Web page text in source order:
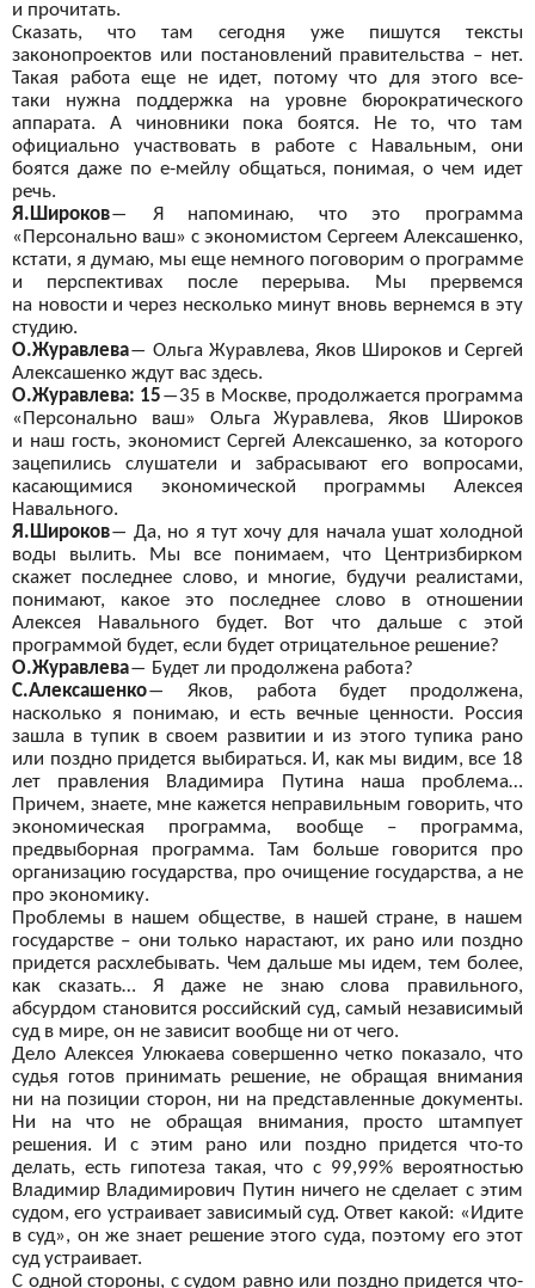
и прочитать.
Сказать, что там сегодня уже пишутся тексты
законопроектов или постановлений правительства – нет.
Такая работа еще не
идет, потому что для этого все-
таки
нужна поддержка на
уровне бюрократического
аппарата. А
чиновники пока боятся. Не
то, что там
официально участвовать в
работе с
Навальным, они
боятся даже по е-мейлу общаться, понимая, о чем идет
речь.
Я.Широков― Я
напоминаю, что это программа
«Персонально ваш» с экономистом Сергеем Алексашенко,
кстати, я думаю, мы еще немного поговорим о программе
и
перспективах после перерыва. Мы
прервемся
на новости и через несколько минут вновь вернемся в эту
студию.
О.Журавлева― Ольга Журавлева, Яков Широков и Сергей
Алексашенко ждут вас здесь.
О.Журавлева: 15―35 в Москве, продолжается программа
«Персонально ваш» Ольга Журавлева, Яков Широков
и наш гость, экономист Сергей Алексашенко, за которого
зацепились слушатели и
забрасывают его вопросами,
касающимися экономической программы Алексея
Навального.
Я.Широков― Да, но я тут хочу для начала ушат холодной
воды вылить. Мы
все понимаем, что Центризбирком
скажет последнее слово, и многие, будучи реалистами,
понимают, какое это последнее слово в
отношении
Алексея Навального будет. Вот что дальше с
этой
программой будет, если будет отрицательное решение?
О.Журавлева― Будет ли продолжена работа?
С.Алексашенко―
Яков, работа будет продолжена,
насколько я
понимаю, и есть вечные ценности. Россия
зашла в тупик в своем развитии и из этого тупика рано
или поздно придется выбираться. И, как мы видим, все 18
лет правления Владимира Путина наша проблема…
Причем, знаете, мне кажется неправильным говорить, что
экономическая программа, вообще – программа,
предвыборная программа. Там больше говорится про
организацию государства, про очищение государства, а не
про экономику.
Проблемы в нашем обществе, в нашей стране, в нашем
государстве – они только нарастают, их рано или поздно
придется расхлебывать. Чем дальше мы идем, тем более,
как сказать… Я
даже не
знаю слова правильного,
абсурдом становится российский суд, самый независимый
суд в мире, он не зависит вообще ни от чего.
Дело Алексея Улюкаева совершенно четко показало, что
судья готов принимать решение, не обращая внимания
ни на позиции сторон, ни на представленные документы.
Ни
на что не
обращая внимания, просто штампует
решения. И
с этим рано или поздно придется что-то
делать, есть гипотеза такая, что с 99,99% вероятностью
Владимир Владимирович Путин ничего не сделает с этим
судом, его устраивает зависимый суд. Ответ какой: «Идите
в суд», он же знает решение этого суда, поэтому его этот
суд устраивает.
С одной стороны, с судом равно или поздно придется что-